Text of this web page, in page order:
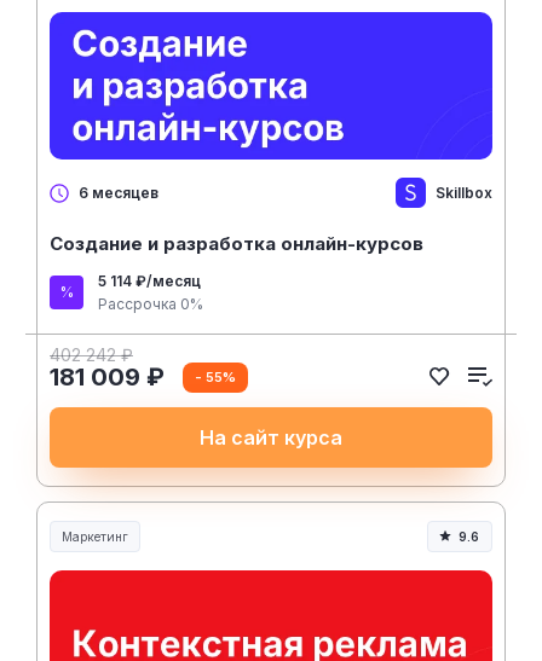
6 месяцев Skillbox
Создание и разработка онлайн-курсов
5 114 ₽/месяц
Рассрочка 0%
402 242 ₽
181 009 ₽ - 55%
На сайт курса
Маркетинг 9.6